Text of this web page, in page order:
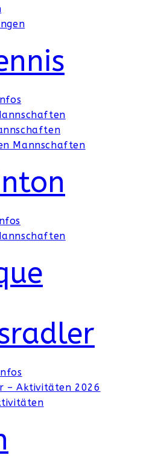
Mannschaften
– Aktivitäten 2026